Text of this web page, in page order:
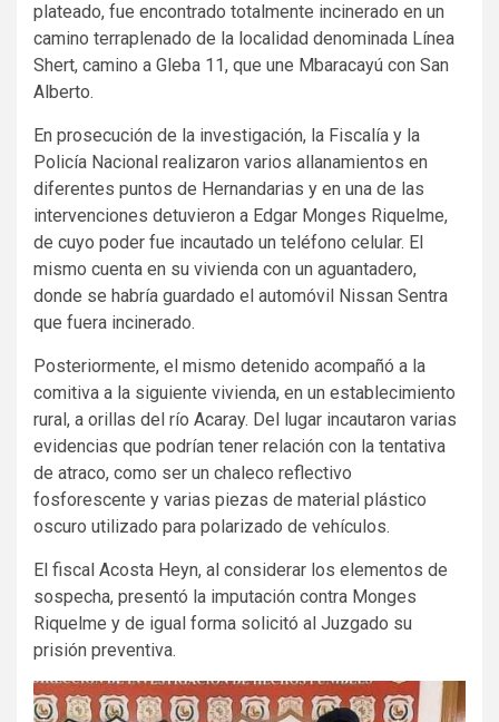
plateado, fue encontrado totalmente incinerado en un
camino terraplenado de la localidad denominada Línea
Shert, camino a Gleba 11, que une Mbaracayú con San
Alberto.
En prosecución de la investigación, la Fiscalía y la
Policía Nacional realizaron varios allanamientos en
diferentes puntos de Hernandarias y en una de las
intervenciones detuvieron a Edgar Monges Riquelme,
de cuyo poder fue incautado un teléfono celular. El
mismo cuenta en su vivienda con un aguantadero,
donde se habría guardado el automóvil Nissan Sentra
que fuera incinerado.
Posteriormente, el mismo detenido acompañó a la
comitiva a la siguiente vivienda, en un establecimiento
rural, a orillas del río Acaray. Del lugar incautaron varias
evidencias que podrían tener relación con la tentativa
de atraco, como ser un chaleco reflectivo
fosforescente y varias piezas de material plástico
oscuro utilizado para polarizado de vehículos.
El fiscal Acosta Heyn, al considerar los elementos de
sospecha, presentó la imputación contra Monges
Riquelme y de igual forma solicitó al Juzgado su
prisión preventiva.